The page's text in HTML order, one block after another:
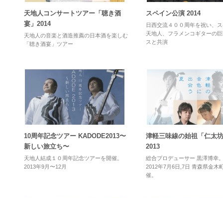
天地人コンサートツアー「聴き酒
宴」2014
天地人の音楽と酒造推薦の日本酒を楽しむ
「聴き酒宴」ツアー
スペイン公演 2014
日西交流４００周年を祝い、
天地人、フラメンコギターの
スと共演
10周年記念ツアー KADODE2013〜
新しい旅立ち〜
天地人結成１０周年記念ツアーを開催。
2013年9月〜12月
津軽三味線の始祖「仁太
2013
総合プロデューサー 黒澤博幸
2012年7月6日,7日 青森県金木
催。